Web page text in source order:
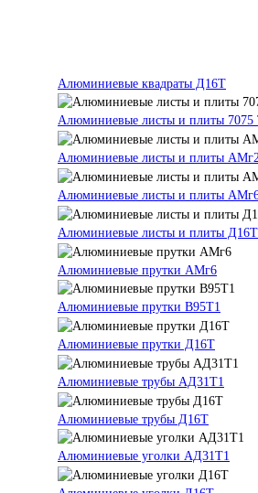
Алюминиевые квадраты Д16Т
Алюминиевые листы и плиты 7075
Алюминиевые листы и плиты
Алюминиевые листы и плиты
Алюминиевые листы и плиты
Алюминиевые прутки АМг6
Алюминиевые прутки В95Т1
Алюминиевые прутки Д16Т
Алюминиевые трубы АД31Т1
Алюминиевые трубы Д16Т
Алюминиевые уголки АД31Т1